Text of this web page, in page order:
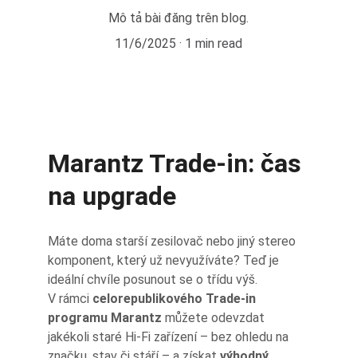
Mô tả bài đăng trên blog.
11/6/2025
1 min read
Marantz Trade-in: čas
na upgrade
Máte doma starší zesilovač nebo jiný stereo
komponent, který už nevyužíváte? Teď je
ideální chvíle posunout se o třídu výš.
V rámci celorepublikového Trade-in
programu Marantz můžete odevzdat
jakékoli staré Hi-Fi zařízení – bez ohledu na